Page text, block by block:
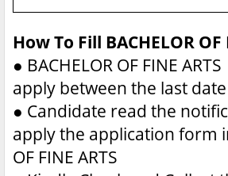
How To Fill BACHELOR OF
● BACHELOR OF FINE
apply between the last date
● Candidate read the
apply the application form
OF FINE ARTS